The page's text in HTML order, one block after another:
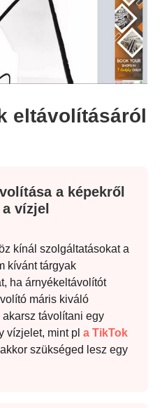
eltávolításáról
a képekről
vízjel
kínál szolgáltatásokat a
kívánt tárgyak
ha árnyékeltávolítót
máris kiváló
távolítani egy
vízjelet, mint pl a TikTok
szükséged lesz egy